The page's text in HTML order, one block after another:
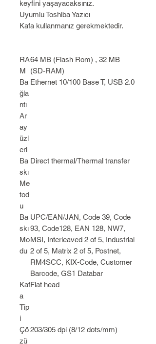
keyfini yaşayacaksınız.
Uyumlu Toshiba Yazıcı
Kafa kullanmanız gerekmektedir.
RA
M
64 MB (Flash Rom) , 32 MB
(SD-RAM)
Ba
ğla
ntı
Ar
ay
üzl
eri
Ethernet 10/100 Base T, USB 2.0
Ba
skı
Me
tod
u
Direct thermal/Thermal transfer
Ba
skı
Mo
du
UPC/EAN/JAN, Code 39, Code
93, Code128, EAN 128, NW7,
MSI, Interleaved 2 of 5, Industrial
2 of 5, Matrix 2 of 5, Postnet,
RM4SCC, KIX-Code, Customer
Barcode, GS1 Databar
Kaf
a
Tip
i
Flat head
Çö
zü
203/305 dpi (8/12 dots/mm)